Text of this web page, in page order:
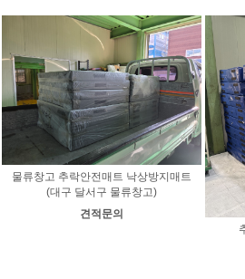
물류창고 추락안전매트 낙상방지매트
(대구 달서구 물류창고)
견적문의